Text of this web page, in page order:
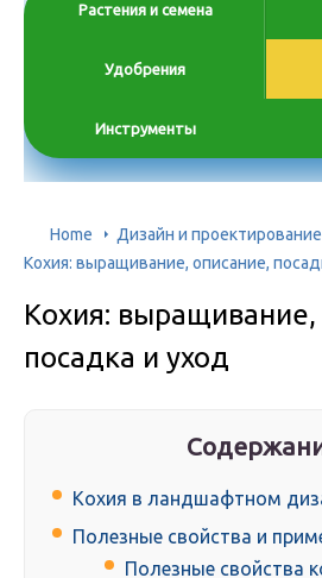
Растения и семена
Удобрения
Инструменты
Home
Дизайн и проектирование
Кохия: выращивание, описание,
Кохия: выращивание,
посадка и уход
Кохия в ландшафтном
Полезные свойства и
Полезные свойства